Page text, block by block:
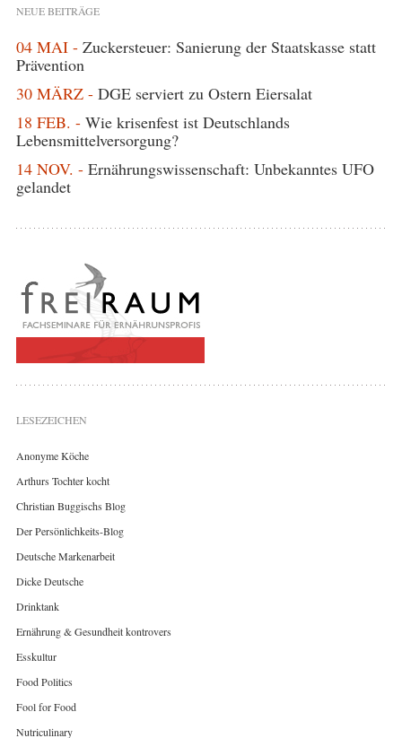
NEUE BEITRÄGE
04 MAI - Zuckersteuer: Sanierung der Staatskasse statt
Prävention
30 MÄRZ - DGE serviert zu Ostern Eiersalat
18 FEB. - Wie krisenfest ist Deutschlands
Lebensmittelversorgung?
14 NOV. - Ernährungswissenschaft: Unbekanntes UFO
gelandet
LESEZEICHEN
Anonyme Köche
Arthurs Tochter kocht
Christian Buggischs Blog
Der Persönlichkeits-Blog
Deutsche Markenarbeit
Dicke Deutsche
Drinktank
Ernährung & Gesundheit kontrovers
Esskultur
Food Politics
Fool for Food
Nutriculinary